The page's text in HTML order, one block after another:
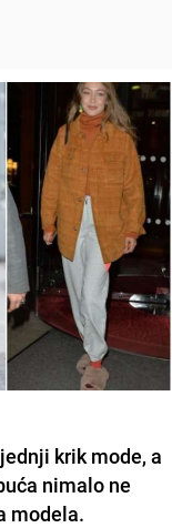
krik mode, a
nimalo ne
modela.